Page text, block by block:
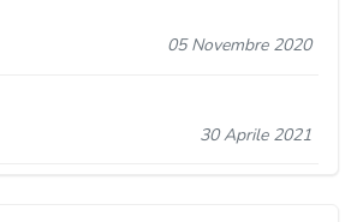
05 Novembre 2020
30 Aprile 2021